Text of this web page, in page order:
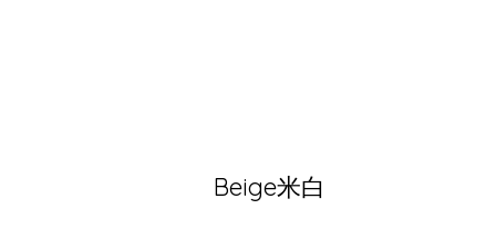
Beige米白